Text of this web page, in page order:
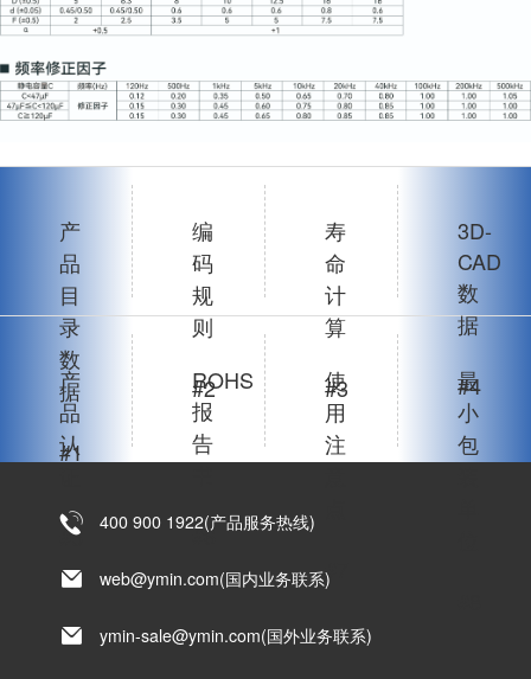
产
品
目
录
数
据
#1
编
码
规
则
#2
寿
命
计
算
#3
3D-
CAD
数
据
#4
产
品
认
#5
ROHS
报
告
#6
使
用
注
#7
最
小
包
400 900 1922(产品服务热线)
web@ymin.com(国内业务联系)
ymin-sale@ymin.com(国外业务联系)